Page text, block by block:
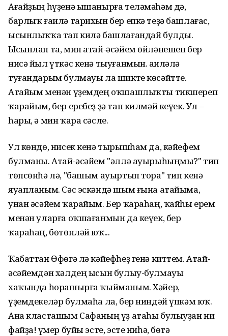
Ағайҙың һүҙенә ышанырға теләмәһәм дә,
барлыҡ ғаилә тарихын бер епкә теҙә башлағас,
ысынлыҡҡа тап килә башлағандай булды.
Ысынлап та, мин атай-әсәйем өйләнешеп бер
нисә йыл үткәс кенә тыуғанмын. Ғаиләлә
туғандарым булмауы ла шикте көсәйтте.
Атайым менән үҙемдең оҡшашлыҡты тикшереп
ҡарайым, бер еребеҙ ҙә тап килмәй кеүек. Ул –
һары, ә мин ҡара сәсле.
Ул көндө, нисек кенә тырышһам да, кәйефем
булманы. Атай-әсәйем "әллә ауырыһыңмы?" тип
төпсөнһә лә, "башым ауыртып тора" тип кенә
яуапланым. Сәс эскәндә шым ғына атайыма,
унан әсәйем ҡарайым. Бер ҡараһаң, ҡайһы ерем
менән уларға оҡшағанмын да кеүек, бер
ҡараһаң, бөтөнләй юҡ...
Ҡабаттан Өфөгә лә кәйефһеҙ генә киттем. Атай-
әсәйемдән хәлдең ысын булыу-булмауы
хаҡында һорашырға ҡыйманым. Хәйер,
үҙемдекеләр булмаһа ла, бер ниндәй үпкәм юҡ.
Ана класташым Сафаның үҙ атаһы булыуҙан ни
файҙа! Ғүмер буйы эсте, эсте ниһә, бөтә